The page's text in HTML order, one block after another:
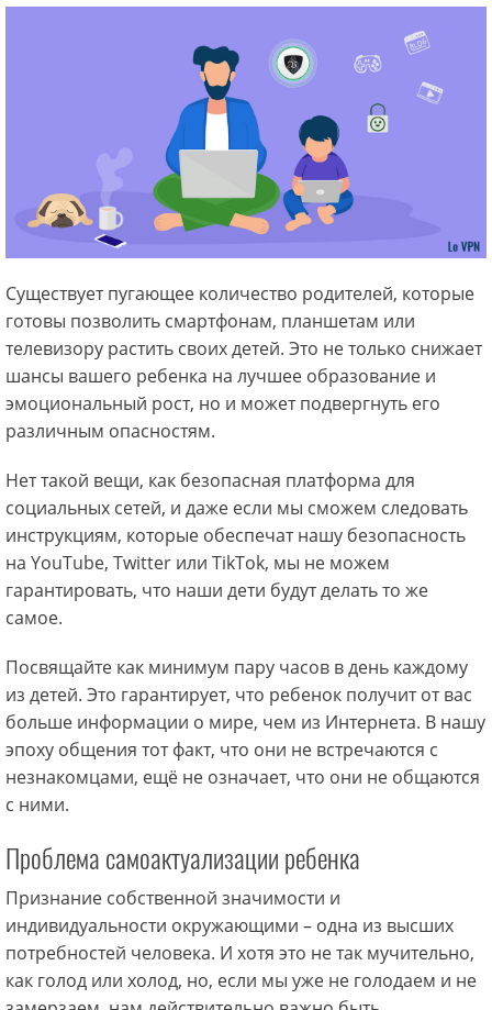
Существует пугающее количество родителей, которые
готовы позволить смартфонам, планшетам или
телевизору растить своих детей. Это не только снижает
шансы вашего ребенка на лучшее образование и
эмоциональный рост, но и может подвергнуть его
различным опасностям.
Нет такой вещи, как безопасная платформа для
социальных сетей, и даже если мы сможем следовать
инструкциям, которые обеспечат нашу безопасность
на YouTube, Twitter или TikTok, мы не можем
гарантировать, что наши дети будут делать то же
самое.
Посвящайте как минимум пару часов в день каждому
из детей. Это гарантирует, что ребенок получит от вас
больше информации о мире, чем из Интернета. В нашу
эпоху общения тот факт, что они не встречаются с
незнакомцами, ещё не означает, что они не общаются
с ними.
Проблема самоактуализации ребенка
Признание собственной значимости и
индивидуальности окружающими – одна из высших
потребностей человека. И хотя это не так мучительно,
как голод или холод, но, если мы уже не голодаем и не